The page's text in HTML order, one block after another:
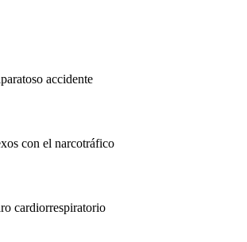
accidente
con el narcotráfico
cardiorrespiratorio